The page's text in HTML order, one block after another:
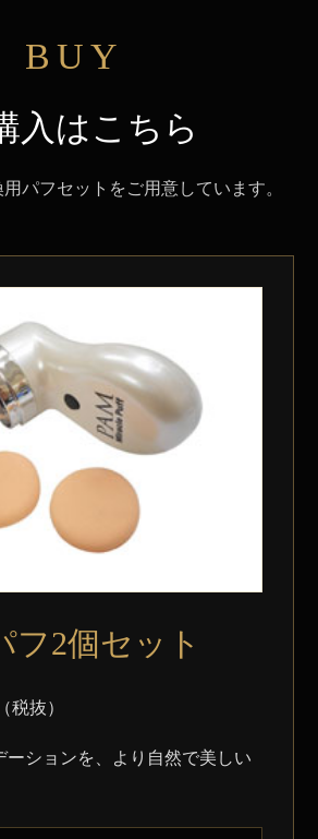
BUY
入はこちら
パフセットをご用意しています。
フ2個セット
税抜）
ーションを、より自然で美しい